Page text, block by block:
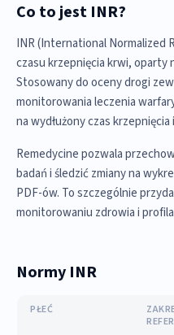
Co to jest INR?
INR (International Normalized
czasu krzepnięcia krwi, oparty
Stosowany do oceny drogi
monitorowania leczenia
na wydłużony czas
Remedycine pozwala
badań i śledzić zmiany na
PDF-ów. To szczególnie
monitorowaniu zdrowia i
Normy INR
PŁEĆ